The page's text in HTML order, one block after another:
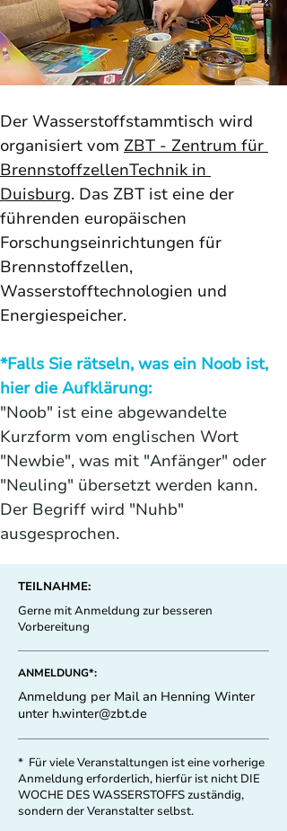
Der Wasserstoffstammtisch wird
organisiert vom ZBT - Zentrum für
BrennstoffzellenTechnik in
Duisburg. Das ZBT ist eine der
führenden europäischen
Forschungseinrichtungen für
Brennstoffzellen,
Wasserstofftechnologien und
Energiespeicher.
*Falls Sie rätseln, was ein Noob ist,
hier die Aufklärung:
"Noob" ist eine abgewandelte
Kurzform vom englischen Wort
"Newbie", was mit "Anfänger" oder
"Neuling" übersetzt werden kann.
Der Begriff wird "Nuhb"
ausgesprochen.
TEILNAHME:
Gerne mit Anmeldung zur besseren
Vorbereitung
ANMELDUNG*:
Anmeldung per Mail an Henning Winter
unter h.winter@zbt.de
* Für viele Veranstaltungen ist eine vorherige
Anmeldung erforderlich, hierfür ist nicht DIE
WOCHE DES WASSERSTOFFS zuständig,
sondern der Veranstalter selbst.